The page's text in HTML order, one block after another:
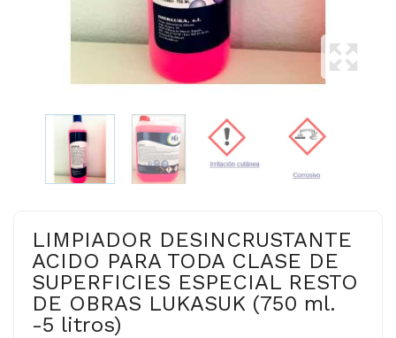
LIMPIADOR DESINCRUSTANTE
ACIDO PARA TODA CLASE DE
SUPERFICIES ESPECIAL RESTO
DE OBRAS LUKASUK (750 ml.
-5 litros)